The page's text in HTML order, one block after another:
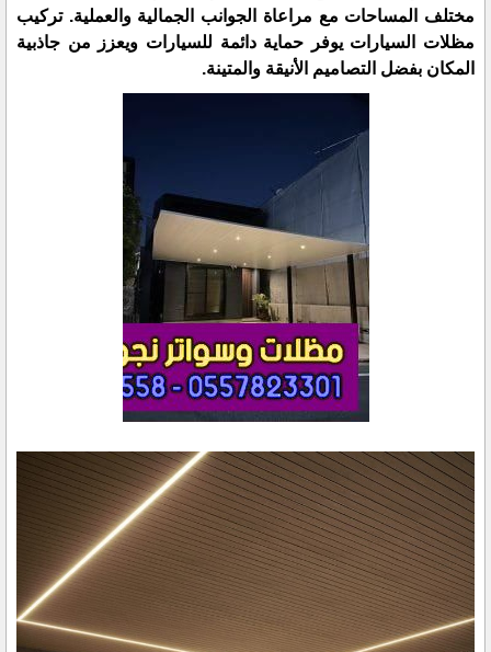
مختلف المساحات مع مراعاة الجوانب الجمالية والعملية. تركيب
مظلات السيارات يوفر حماية دائمة للسيارات ويعزز من جاذبية
المكان بفضل التصاميم الأنيقة والمتينة.